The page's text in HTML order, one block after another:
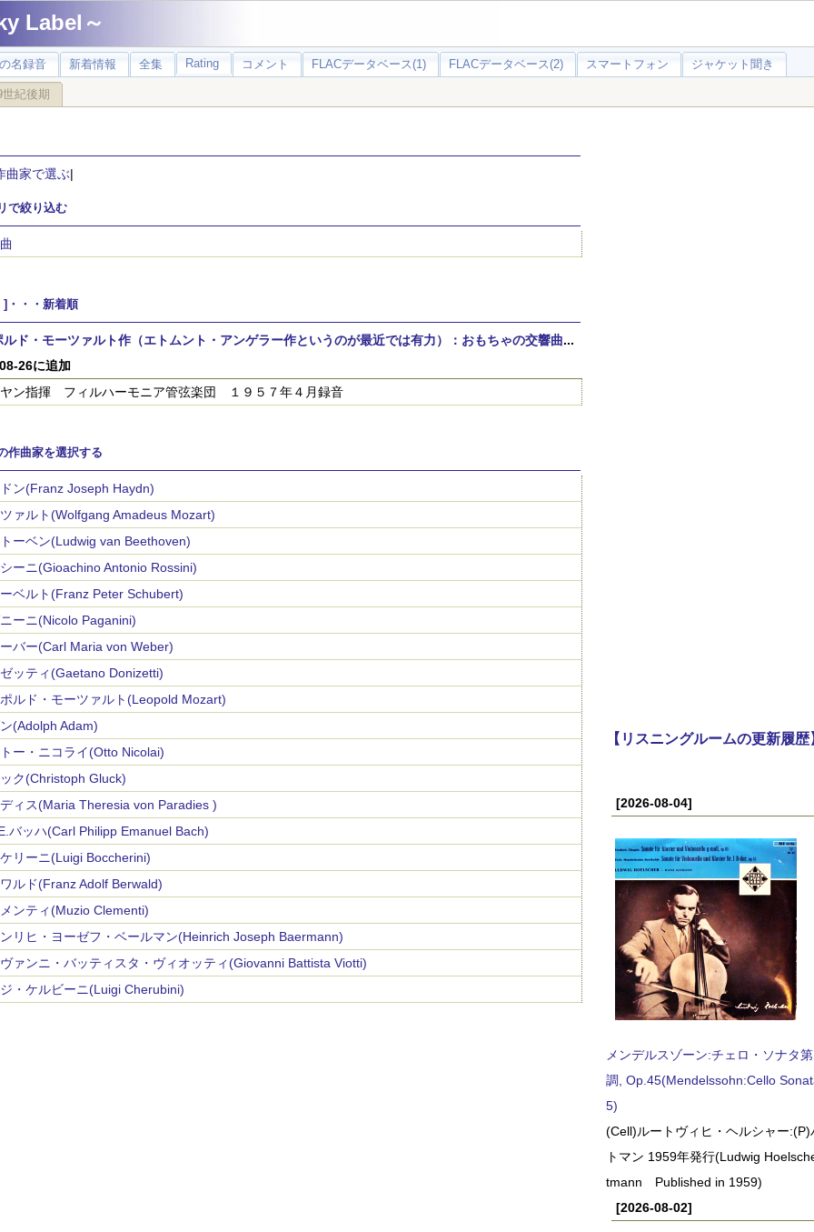
Label～
名録音 新着情報 全集 Rating コメント FLACデータベース(1) FLACデータベース(2) スマートフォン ジャケット聞き
世紀後期
曲家で選ぶ|
で絞り込む
]・・・新着順
ルド・モーツァルト作（エトムント・アンゲラー作というのが最近では有力）：おもちゃの交響曲...
26に追加
ン指揮 フィルハーモニア管弦楽団 １９５７年４月録音
作曲家を選択する
ン(Franz Joseph Haydn)
ァルト(Wolfgang Amadeus Mozart)
ーベン(Ludwig van Beethoven)
ーニ(Gioachino Antonio Rossini)
ベルト(Franz Peter Schubert)
ーニ(Nicolo Paganini)
バー(Carl Maria von Weber)
ゼッティ(Gaetano Donizetti)
ルド・モーツァルト(Leopold Mozart)
(Adolph Adam)
ー・ニコライ(Otto Nicolai)
ク(Christoph Gluck)
ィス(Maria Theresia von Paradies )
バッハ(Carl Philipp Emanuel Bach)
リーニ(Luigi Boccherini)
ルド(Franz Adolf Berwald)
ンティ(Muzio Clementi)
リヒ・ヨーゼフ・ベールマン(Heinrich Joseph Baermann)
ァンニ・バッティスタ・ヴィオッティ(Giovanni Battista Viotti)
・ケルビーニ(Luigi Cherubini)
【リスニングルームの更新履歴
[2026-08-04]
メンデルスゾーン:チェロ・ソナタ
調, Op.45(Mendelssohn:Cello
5)
(Cell)ルートヴィヒ・ヘルシャー
トマン 1959年発行(Ludwig
tmann Published in 1959)
[2026-08-02]